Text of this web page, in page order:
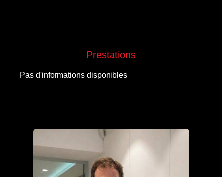
Prestations
Pas d'informations disponibles